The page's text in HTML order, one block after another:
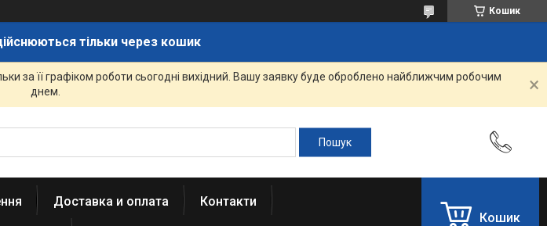
Кошик
тільки через кошик
за її графіком роботи сьогодні вихідний. Вашу заявку буде оброблено найближчим робочим
днем.
Доставка и оплата Контакти
Кошик